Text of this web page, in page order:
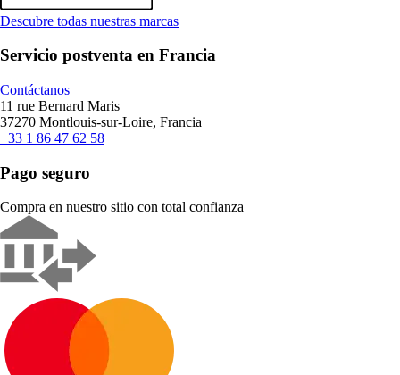
Descubre todas nuestras marcas
Servicio postventa en Francia
Contáctanos
11 rue Bernard Maris
37270 Montlouis-sur-Loire, Francia
+33 1 86 47 62 58
Pago seguro
Compra en nuestro sitio con total confianza